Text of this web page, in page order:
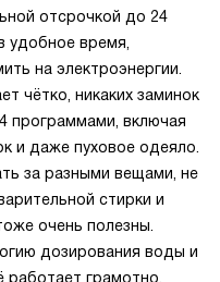
отсрочкой до 24
удобное время,
на электроэнергии.
чётко, никаких заминок
программами, включая
и даже пуховое одеяло.
за разными вещами, не
стирки и
очень полезны.
дозирования воды и
работает грамотно,